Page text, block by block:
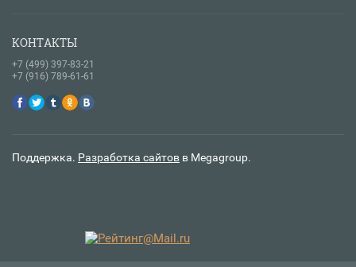
КОНТАКТЫ
+7 (499) 397-83-21
+7 (916) 789-61-61
Поддержка. Разработка сайтов в Megagroup.